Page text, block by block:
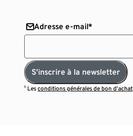
Adresse e-mail*
S'inscrire à la newsletter
¹ Lesconditions générales de bon d’achat